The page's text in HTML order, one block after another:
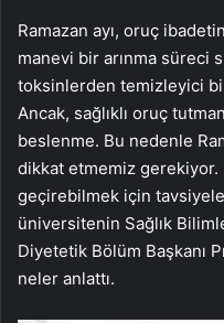
Ramazan ayı, oruç
manevi bir arınma süreci
toksinlerden temizleyici
Ancak, sağlıklı oruç
beslenme. Bu nedenle
dikkat etmemiz gerekiyor.
geçirebilmek için
üniversitenin Sağlık
Diyetetik Bölüm Başkanı
neler anlattı.